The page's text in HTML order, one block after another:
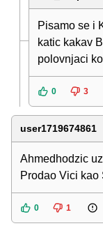
Pisamo se i
katic kakav
polovnjaci
0 3
user1719674861
Ahmedhodzic
Prodao Vici kao
0 1